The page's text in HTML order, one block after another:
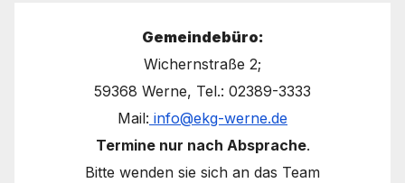
Gemeindebüro:
Wichernstraße 2;
59368 Werne, Tel.: 02389-3333
Mail: info@ekg-werne.de
Termine nur nach Absprache.
Bitte wenden sie sich an das Team